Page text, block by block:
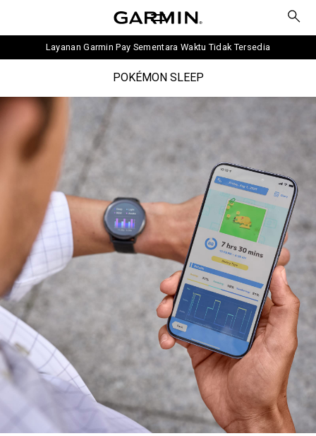
Layanan Garmin Pay Sementara Waktu Tidak Tersedia
POKÉMON SLEEP